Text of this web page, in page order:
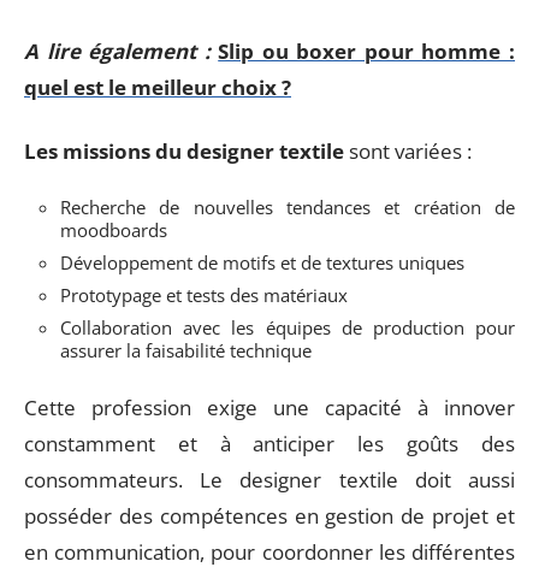
A lire également : Slip ou boxer pour homme :
quel est le meilleur choix ?
Les missions du designer textilesont variées :
Recherche de nouvelles tendances et création de
moodboards
Développement de motifs et de textures uniques
Prototypage et tests des matériaux
Collaboration avec les équipes de production pour
assurer la faisabilité technique
Cette profession exige une capacité à innover
constamment et à anticiper les goûts des
consommateurs. Le designer textile doit aussi
posséder des compétences en gestion de projet et
en communication, pour coordonner les différentes